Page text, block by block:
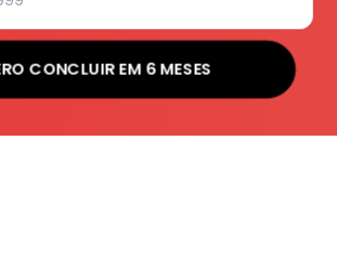
CONCLUIR EM 6 MESES